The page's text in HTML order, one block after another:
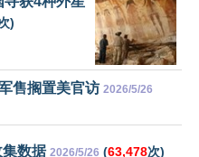
)
售搁置美官访 2026/5/26
集数据 2026/5/26 (63,478次)